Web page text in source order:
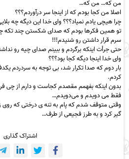
من که… من که…
اصلا من کجا بودم که از اینجا سر درآوردم؟؟؟
چرا هیچی یادم نمیاد؟؟؟ وای خدا این دیگه چه
تو همین فکرها بودم که صدای شکستن چند
سرم قرار داشتن رو شنیدم!!!
حتی جرأت اینکه برگردم و ببینم صدای چیه رو
وای خدا اینجا دیگه کجا بود؟؟؟
بار دوم که صدا تکرار شد، بی توجه به سردردم
کردم.
بدون اینکه بفهمم مقصدم کجاست و دارم از چی
فقط می دویدم و می‌دویدم…
وقتی متوقف شدم که پام به تنه ی درختی که روی
گیر کرد و به طرز فجیعی از طرف…
اشتراک گذاری